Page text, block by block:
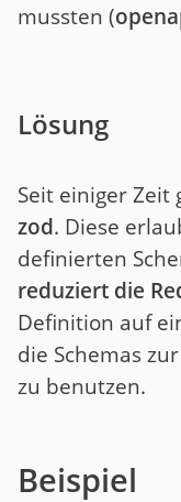
mussten (
Lösung
Seit einiger Zeit
zod. Diese
definierten
reduziert die
Definition auf
die Schemas
zu benutzen.
Beispiel